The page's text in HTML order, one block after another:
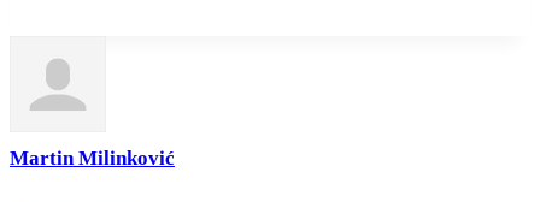
Martin Milinković